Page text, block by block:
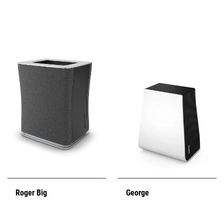
Roger Big George